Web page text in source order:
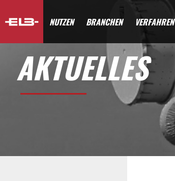
NUTZEN BRANCHEN VERFAHREN
AKTUELLES